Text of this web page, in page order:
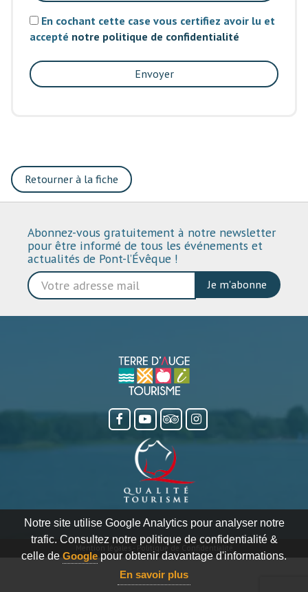
Notre site utilise Google Analytics pour analyser notre
trafic. Consultez notre politique de confidentialité &
celle de Google pour obtenir davantage d'informations.
En savoir plus
En cochant cette case vous certifiez avoir lu et
accepté notre politique de confidentialité
Envoyer
Retourner à la fiche
Abonnez-vous gratuitement à notre newsletter
pour être informé de tous les événements et
actualités de Pont-l’Évêque !
Je m'abonne
Politique de Confidentialité